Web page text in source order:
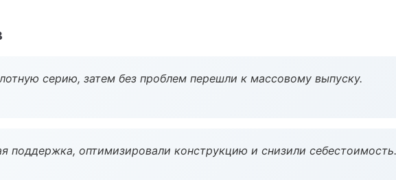
серию, затем без проблем перешли к массовому выпуску.
поддержка, оптимизировали конструкцию и снизили себестоимость.